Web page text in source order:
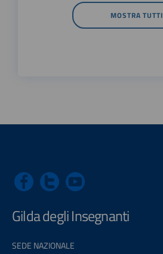
MOSTRA TUTTI
Gilda degli Insegnanti
SEDE NAZIONALE